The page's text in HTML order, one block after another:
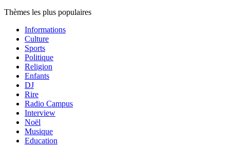
Thèmes les plus populaires
Informations
Culture
Sports
Politique
Religion
Enfants
DJ
Rire
Radio Campus
Interview
Noël
Musique
Education